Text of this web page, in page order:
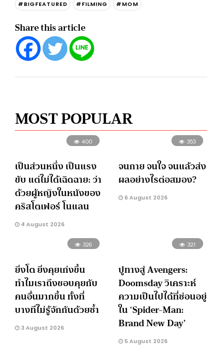
#BIGFEATURED #FILMING #MOM
Share this article
MOST POPULAR
400
เป็นส่วนหนึ่ง เป็นแรง
ขับ แต่ไม่ได้เฉิดฉาย: ว่า
ด้วยผู้หญิงในหนังของ
คริสโตเฟอร์ โนแลน
4 August 2026
353
จนกาย จนใจ จนแล้วส่ง
ผลอย่างไรต่อสมอง?
6 August 2026
326
ยิ่งโต ยิ่งคุยเก่งขึ้น
ทำไมเราถึงชอบคุยกับ
คนอื่นมากขึ้น ทั้งที่
บางทีไม่รู้จักกันด้วยซ้ำ
3 August 2026
321
ปูทางสู่ Avengers:
Doomsday วิเคราะห์
ความเป็นไปได้ที่ซ่อนอยู่
ใน ‘Spider-Man:
Brand New Day’
5 August 2026